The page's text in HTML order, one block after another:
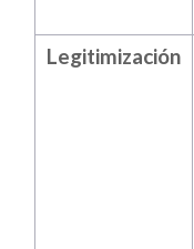
Legitimización